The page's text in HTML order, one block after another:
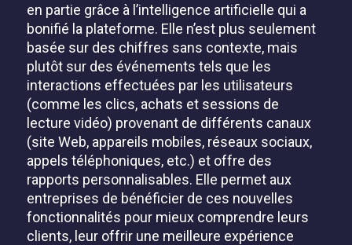
en partie grâce à l’intelligence artificielle qui a
bonifié la plateforme. Elle n’est plus seulement
basée sur des chiffres sans contexte, mais
plutôt sur des événements tels que les
interactions effectuées par les utilisateurs
(comme les clics, achats et sessions de
lecture vidéo) provenant de différents canaux
(site Web, appareils mobiles, réseaux sociaux,
appels téléphoniques, etc.) et offre des
rapports personnalisables. Elle permet aux
entreprises de bénéficier de ces nouvelles
fonctionnalités pour mieux comprendre leurs
clients, leur offrir une meilleure expérience